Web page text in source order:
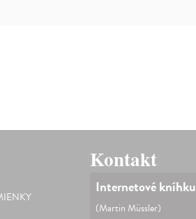
Kontakt
Internetové
(Martin Müssler)